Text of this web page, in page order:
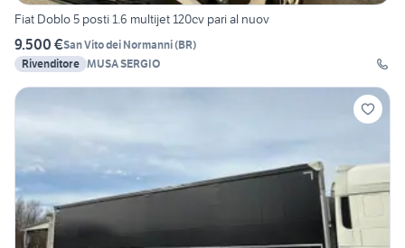
Fiat Doblo 5 posti 1.6 multijet 120cv pari al nuov
9.500 €San Vito dei Normanni(BR)
Rivenditore MUSA SERGIO